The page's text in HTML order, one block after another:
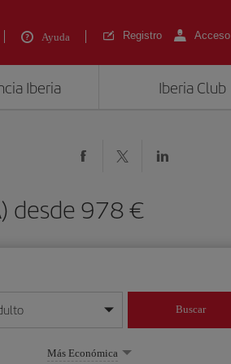
Ayuda Registro Acceso
Iberia Iberia Club
desde 978 €
mes/año
Buscar
Más Económica